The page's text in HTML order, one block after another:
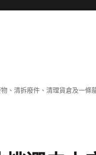
、清拆廢件、清理貨倉及一